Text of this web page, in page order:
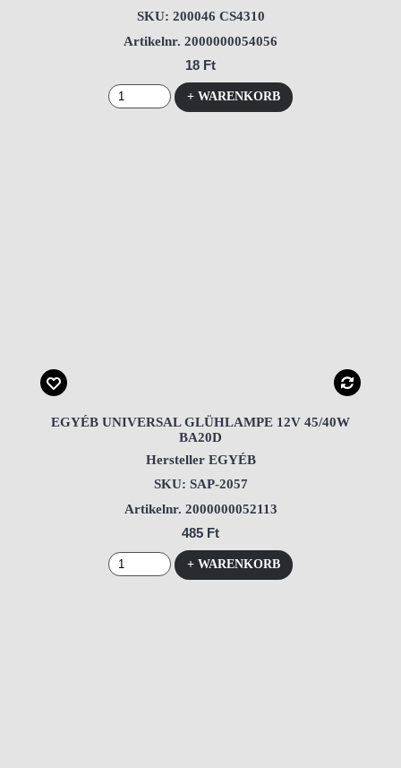
SKU: 200046 CS4310
Artikelnr. 2000000054056
18 Ft
+ WARENKORB
EGYÉB UNIVERSAL GLÜHLAMPE 12V 45/40W
BA20D
Hersteller EGYÉB
SKU: SAP-2057
Artikelnr. 2000000052113
485 Ft
+ WARENKORB